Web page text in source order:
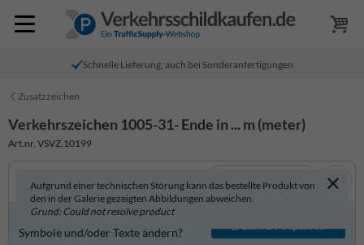
Schnelle Lieferung, auch bei Sonderanfertigungen
Zusatzzeichen
Verkehrszeichen 1005-31- Ende in ... m (meter)
Art.nr. VSVZ.10199
Aufgrund einer technischen Störung kann das bestellte Produkt von
den in der Galerie gezeigten Abbildungen abweichen.
Grund: Could not resolve product
In 3D anzeigen
Produkt individuell gestalten?
Symbole und/oder Texte ändern?
Entwurf anpassen